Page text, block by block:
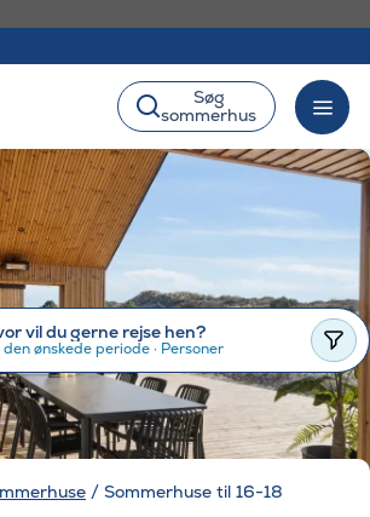
Søg
sommerhus
vil du gerne rejse hen?
ønskede periode· Personer
/ Sommerhuse til 16-18